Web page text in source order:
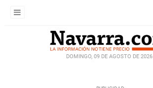
DOMINGO, 09 DE AGOSTO DE 2026